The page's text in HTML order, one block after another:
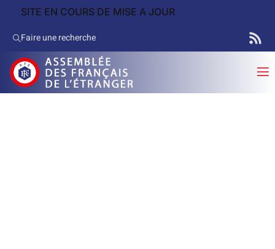
SITE EN COURS DE MISE A JOUR
Faire une recherche